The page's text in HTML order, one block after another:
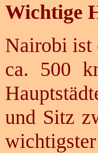
Wichtige
Nairobi ist
ca. 500
und Sitz